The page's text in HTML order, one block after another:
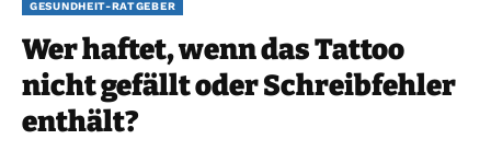
GESUNDHEIT-RATGEBER
Wer haftet, wenn das Tattoo
nicht gefällt oder Schreibfehler
enthält?